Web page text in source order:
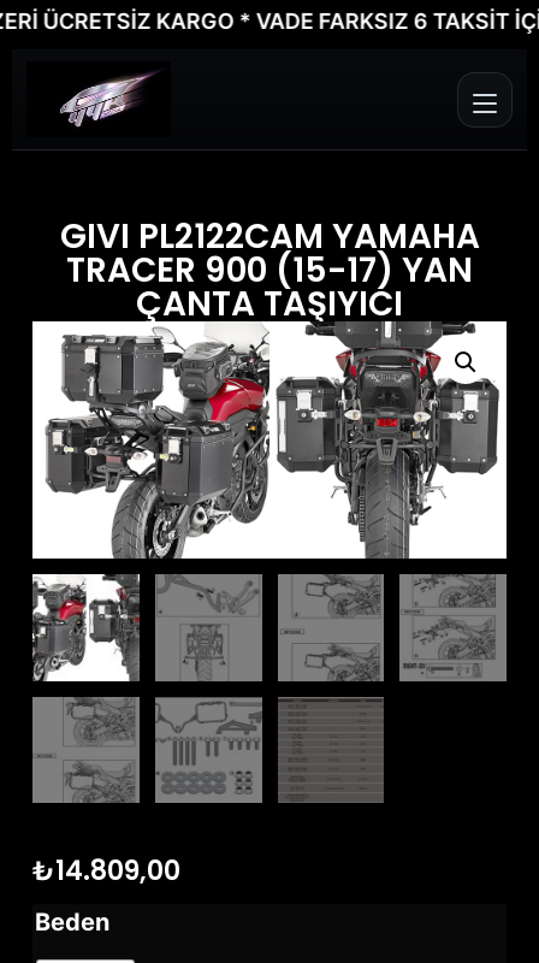
KARGO * VADE FARKSIZ 6 TAKSİT İÇİN
GIVI PL2122CAM YAMAHA
TRACER 900 (15-17) YAN
ÇANTA TAŞIYICI
₺14.809,00
Beden